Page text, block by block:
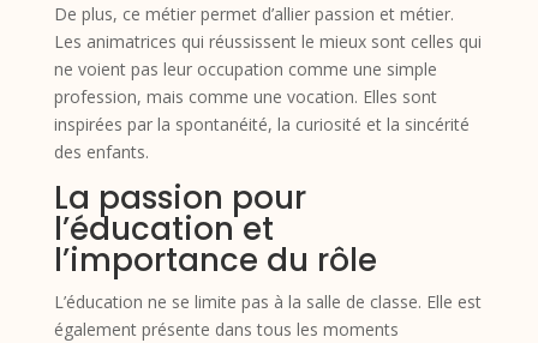
De plus, ce métier permet d’allier passion et métier.
Les animatrices qui réussissent le mieux sont celles qui
ne voient pas leur occupation comme une simple
profession, mais comme une vocation. Elles sont
inspirées par la spontanéité, la curiosité et la sincérité
des enfants.
La passion pour
l’éducation et
l’importance du rôle
L’éducation ne se limite pas à la salle de classe. Elle est
également présente dans tous les moments